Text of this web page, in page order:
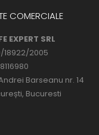
COMERCIALE
EXPERT SRL
18922/2005
Barseanu nr. 14
Bucuresti